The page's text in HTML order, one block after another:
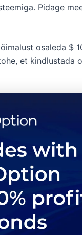
Pidage
osaleda $
et kindlustada